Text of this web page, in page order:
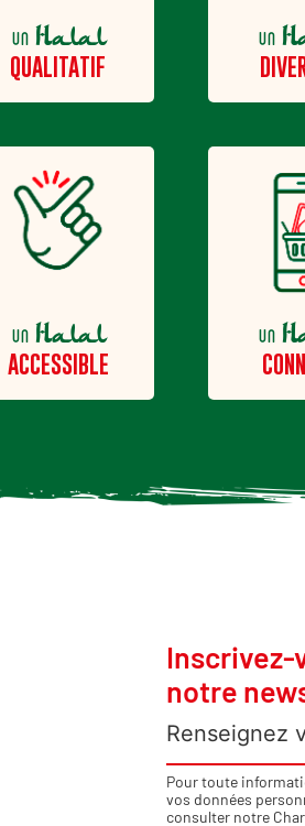
un Halal
QUALITATIF
un
un Halal
ACCESSIBLE
un
Inscrivez-
notre
Pour toute
vos données
consulter notre